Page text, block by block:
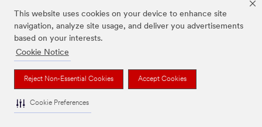
This website uses cookies on your device to enhance site
navigation, analyze site usage, and deliver you advertisements
based on your interests.
Cookie Notice
Reject Non-Essential Cookies Accept Cookies
Cookie Preferences